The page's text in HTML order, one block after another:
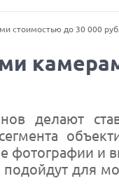
стоимостью до 30 000
делают
фотографии и
для